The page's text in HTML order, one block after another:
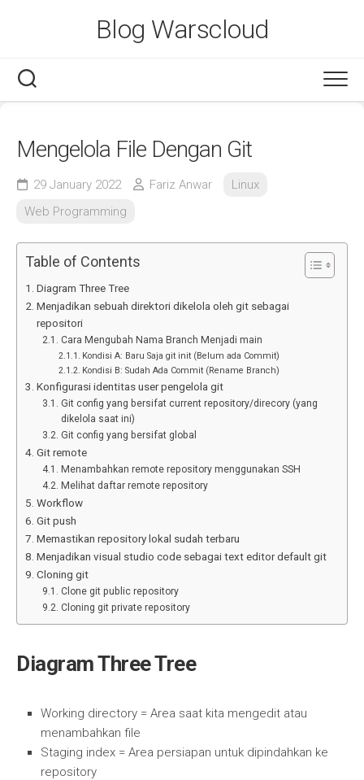
Blog Warscloud
Mengelola File Dengan Git
29 January 2022 Fariz Anwar
Linux
Web Programming
Table of Contents
Diagram Three Tree
Menjadikan sebuah direktori dikelola oleh git sebagai
repositori
Cara Mengubah Nama Branch Menjadi main
Kondisi A: Baru Saja git init (Belum ada Commit)
Kondisi B: Sudah Ada Commit (Rename Branch)
Konfigurasi identitas user pengelola git
Git config yang bersifat current repository/direcory (yang
dikelola saat ini)
Git config yang bersifat global
Git remote
Menambahkan remote repository menggunakan SSH
Melihat daftar remote repository
Workflow
Git push
Memastikan repository lokal sudah terbaru
Menjadikan visual studio code sebagai text editor default git
Cloning git
Clone git public repository
Cloning git private repository
Diagram Three Tree
Working directory = Area saat kita mengedit atau
menambahkan file
Staging index = Area persiapan untuk dipindahkan ke
repository